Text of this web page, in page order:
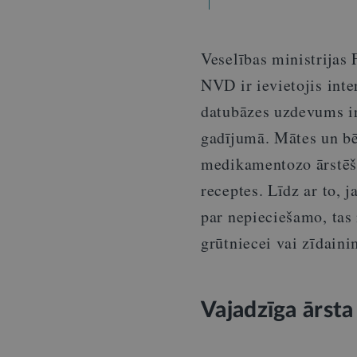
Veselības ministrijas
NVD ir ievietojis
datubāzes uzdevums
gadījumā. Mātes un
medikamentozo
receptes. Līdz ar to,
par nepieciešamo,
grūtniecei vai
Vajadzīga